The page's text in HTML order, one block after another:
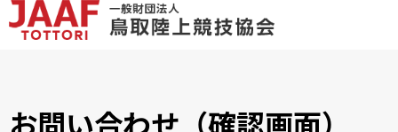
お問い合わせ（確認画面）